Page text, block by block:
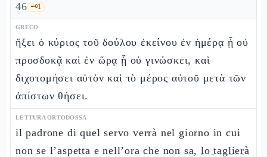
46 🗝️1
GRECO
ἥξει ὁ κύριος τοῦ δούλου ἐκείνου ἐν ἡμέρᾳ ᾗ οὐ
προσδοκᾷ καὶ ἐν ὥρᾳ ᾗ οὐ γινώσκει, καὶ
διχοτομήσει αὐτὸν καὶ τὸ μέρος αὐτοῦ μετὰ τῶν
ἀπίστων θήσει.
LETTURA ORTODOSSA
il padrone di quel servo verrà nel giorno in cui
non se l’aspetta e nell’ora che non sa, lo taglierà